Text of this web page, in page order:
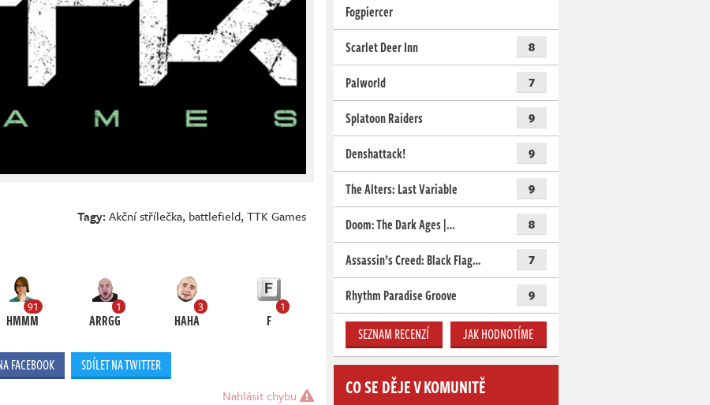
Tagy:Akční střílečka, battlefield,TTK Games
91
HMMM
1
ARRGG
3
HAHA
1
F
FACEBOOK SDÍLET NA TWITTER
Nahlásit chybu
Fogpiercer
Scarlet Deer Inn
8
Palworld 7
Splatoon Raiders 9
Denshattack! 9
The Alters: Last Variable 9
Doom: The Dark Ages |… 8
Assassin’s Creed: Black Flag… 7
Rhythm Paradise Groove 9
SEZNAM RECENZÍ JAK HODNOTÍME
CO SE DĚJE V KOMUNITĚ